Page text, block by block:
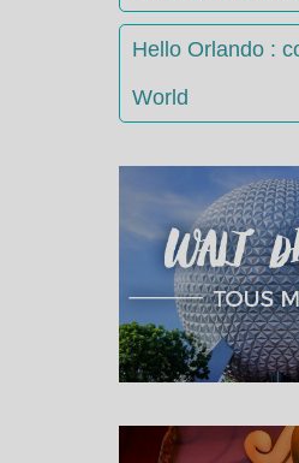
Hello Orlando :
World